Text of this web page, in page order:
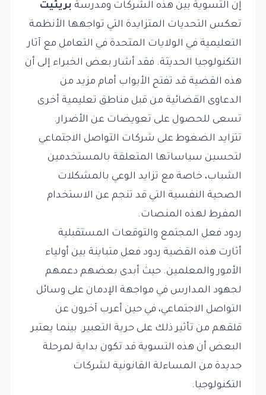
إن التسوية بين هذه الشركات ومدرسة بريثيت
تعكس التحديات المتزايدة التي تواجهها الأنظمة
التعليمية في الولايات المتحدة في التعامل مع آثار
التكنولوجيا الحديثة. فقد أشار بعض الخبراء إلى أن
هذه القضية قد تفتح الأبواب أمام مزيد من
الدعاوى القضائية من قبل مناطق تعليمية أخرى
تسعى للحصول على تعويضات عن الأضرار.
تتزايد الضغوط على شركات التواصل الاجتماعي
لتحسين سياساتها المتعلقة بالمستخدمين
الشباب، خاصة مع تزايد الوعي بالمشكلات
الصحية النفسية التي قد تنجم عن الاستخدام
المفرط لهذه المنصات.
ردود فعل المجتمع والتوقعات المستقبلية
أثارت هذه القضية ردود فعل متباينة بين أولياء
الأمور والمعلمين. حيث أبدى بعضهم دعمهم
لجهود المدارس في مواجهة الإدمان على وسائل
التواصل الاجتماعي، في حين أعرب آخرون عن
قلقهم من تأثير ذلك على حرية التعبير. بينما يعتبر
البعض أن هذه التسوية قد تكون بداية لمرحلة
جديدة من المساءلة القانونية لشركات
التكنولوجيا.